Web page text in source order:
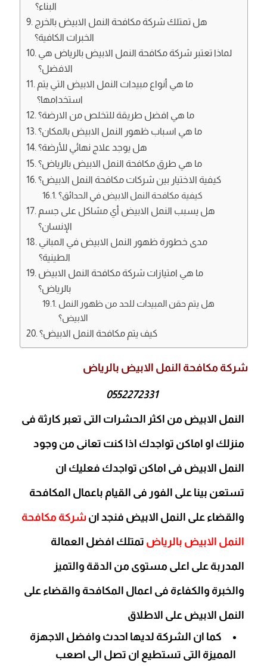
البناء؟
هل تمتلك شركة مكافحة النمل الابيض بالخرج
الخبرات الكافية؟
لماذا تعتبر شركة مكافحة النمل الابيض بالرياض هي
الافضل؟
ما هي أنواع مبيدات النمل الابيض التي يتم
استخدامها؟
ما هي افضل طريقة للتخلص من الارضة؟
ما هي اسباب ظهور النمل الابيض بالمكان؟
هل يوجد علاج نهائي للأرضة؟
ما هي طرق مكافحة النمل الابيض بالرياض؟
كيفية الاختيار بين شركات مكافحة النمل الابيض؟
كيفية مكافحة النمل الابيض في الحدائق؟
هل يسبب النمل الابيض أي مشاكل على جسم
الإنسان؟
مدى خطورة ظهور النمل الابيض في المباني
الطينية؟
ما هي امتيازات شركة مكافحة النمل الابيض
بالرياض؟
هل يتم حقن المبيدات للحد من ظهور النمل
الابيض؟
كيف يتم مكافحة النمل الابيض؟
شركة مكافحة النمل الابيض بالرياض
0552272331
النمل الابيض من اكثر الحشرات التى تعبر كارثة فى
منزلك او اماكن تواجدك اذا كنت تعانى من وجود
النمل الابيض فى اماكن تواجدك فعليك ان
تستعن بينا على الفور فى القيام باعمال المكافحة
والقضاء على النمل الابيض فنجد ان شركة مكافحة
النمل الابيض بالرياض تمتلك افضل العمالة
المدربة على اعلى مستوى من الدقة والتميز
والخبرة والكفاءة فى اعمال المكافحة والقضاء على
النمل الابيض على الاطلاق
كما ان الشركة لديها احدث وافضل الاجهزة
المميزة التى تستطيع ان تصل الى اصعب